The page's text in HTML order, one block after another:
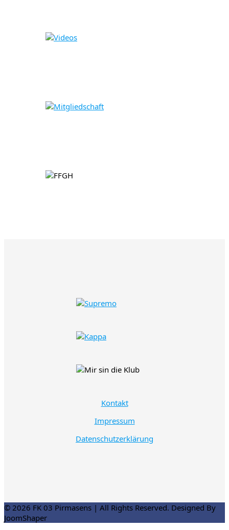
Kontakt
Impressum
Datenschutzerklärung
© 2026 FK 03 Pirmasens | All Rights Reserved. Designed By
JoomShaper